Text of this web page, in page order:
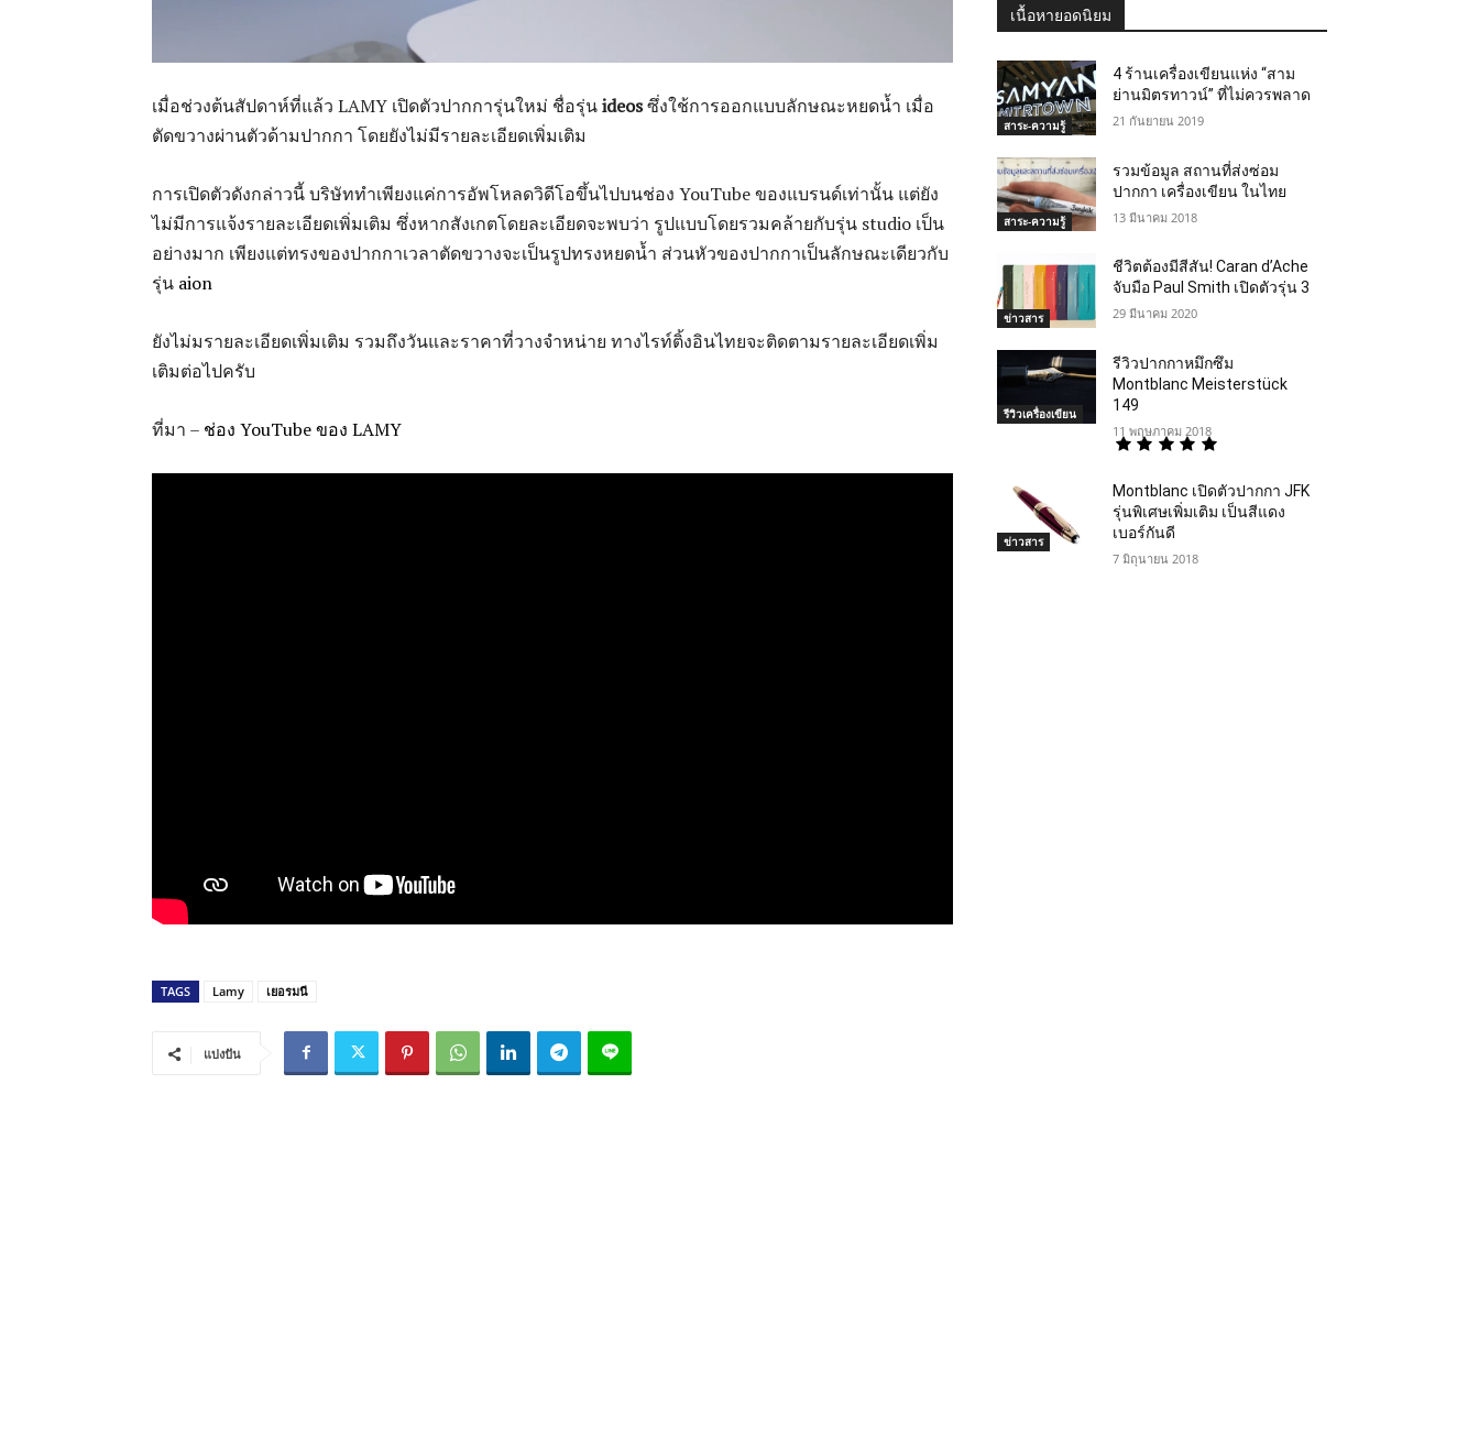
เมื่อช่วงต้นสัปดาห์ที่แล้ว LAMY เปิดตัวปากการุ่นใหม่ ชื่อรุ่นideosซึ่งใช้การออกแบบลักษณะหยดน้ำ เมื่อ
ตัดขวางผ่านตัวด้ามปากกา โดยยังไม่มีรายละเอียดเพิ่มเติม
การเปิดตัวดังกล่าวนี้ บริษัททำเพียงแค่การอัพโหลดวิดีโอขึ้นไปบนช่อง YouTube ของแบรนด์เท่านั้น แต่ยัง
ไม่มีการแจ้งรายละเอียดเพิ่มเติม ซึ่งหากสังเกตโดยละเอียดจะพบว่า รูปแบบโดยรวมคล้ายกับรุ่น studio เป็น
อย่างมาก เพียงแต่ทรงของปากกาเวลาตัดขวางจะเป็นรูปทรงหยดน้ำ ส่วนหัวของปากกาเป็นลักษณะเดียวกับ
รุ่น aion
ยังไม่มรายละเอียดเพิ่มเติม รวมถึงวันและราคาที่วางจำหน่าย ทางไรท์ติ้งอินไทยจะติดตามรายละเอียดเพิ่ม
เติมต่อไปครับ
ที่มา – ช่อง YouTube ของ LAMY
TAGS Lamy เยอรมนี
แบ่งปัน
เนื้อหายอดนิยม
สาระ-ความรู้
4 ร้านเครื่องเขียนแห่ง “สาม
ย่านมิตรทาวน์” ที่ไม่ควรพลาด
21 กันยายน 2019
สาระ-ความรู้
รวมข้อมูล สถานที่ส่งซ่อม
ปากกา เครื่องเขียน ในไทย
13 มีนาคม 2018
ข่าวสาร
ชีวิตต้องมีสีสัน! Caran d’Ache
จับมือ Paul Smith เปิดตัวรุ่น 3
29 มีนาคม 2020
รีวิวเครื่องเขียน
รีวิวปากกาหมึกซึม
Montblanc Meisterstück
149
11 พฤษภาคม 2018
ข่าวสาร
Montblanc เปิดตัวปากกา JFK
รุ่นพิเศษเพิ่มเติม เป็นสีแดง
เบอร์กันดี
7 มิถุนายน 2018